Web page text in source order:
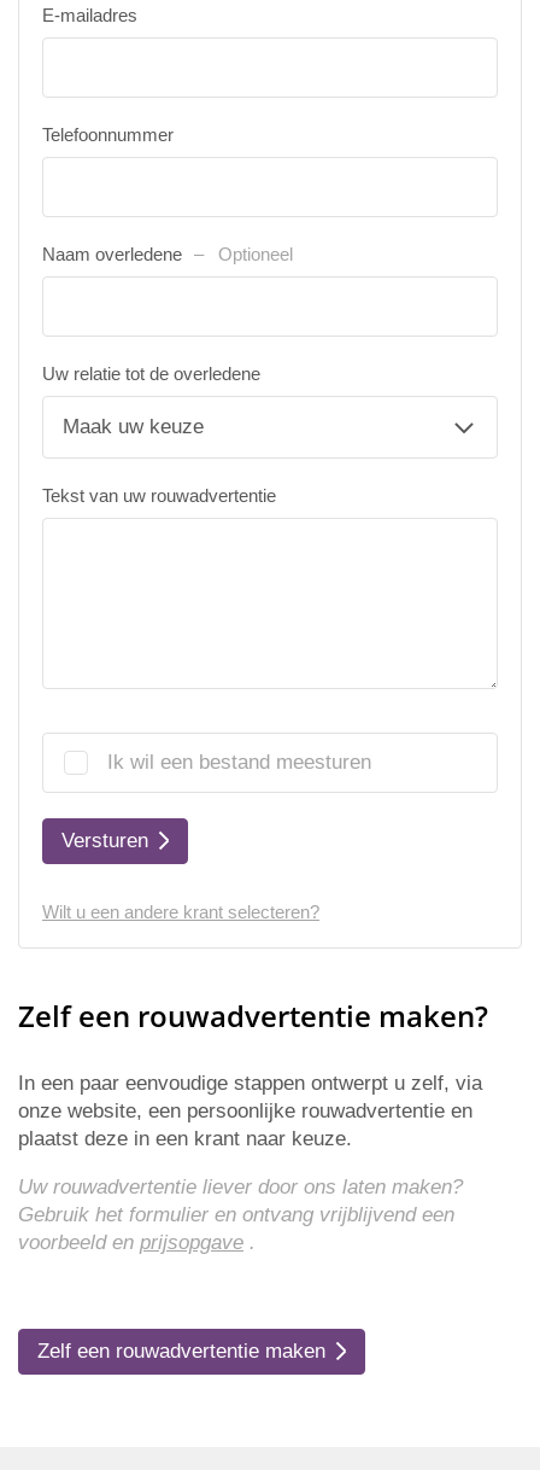
E-mailadres
Telefoonnummer
Naam overledene Optioneel
Uw relatie tot de overledene
Tekst van uw rouwadvertentie
Ik wil een bestand meesturen
Versturen
Wilt u een andere krant selecteren?
Zelf een rouwadvertentie maken?
In een paar eenvoudige stappen ontwerpt u zelf, via
onze website, een persoonlijke rouwadvertentie en
plaatst deze in een krant naar keuze.
Uw rouwadvertentie liever door ons laten maken?
Gebruik het formulier en ontvang vrijblijvend een
voorbeeld en prijsopgave .
Zelf een rouwadvertentie maken